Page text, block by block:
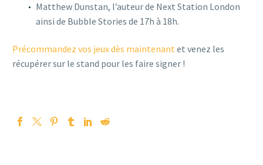
Matthew Dunstan, l’auteur de Next Station London
ainsi de Bubble Stories de 17h à 18h.
Précommandez vos jeux dès maintenant et venez les
récupérer sur le stand pour les faire signer !